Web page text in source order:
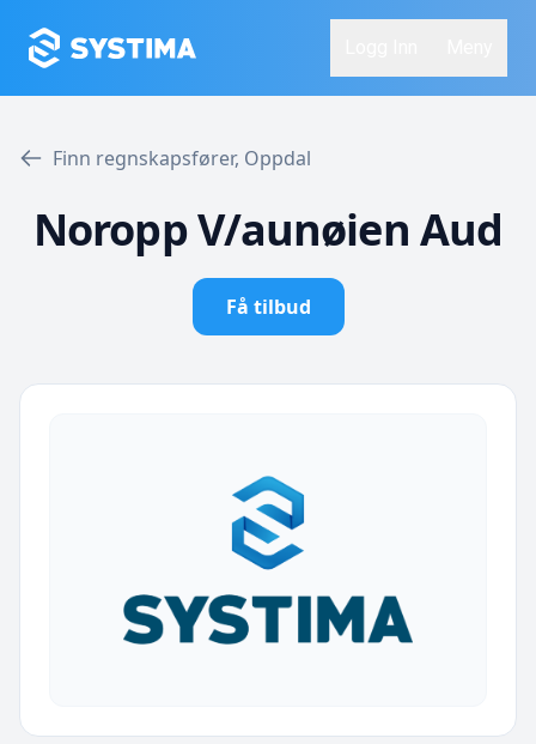
Finn regnskapsfører, Oppdal
Noropp V/aunøien Aud
Få tilbud